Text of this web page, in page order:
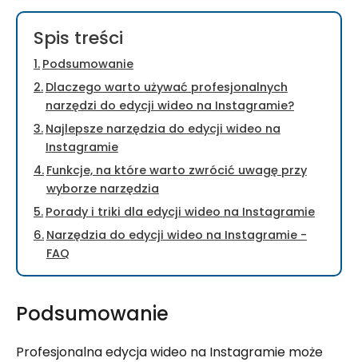
Spis treści
Podsumowanie
Dlaczego warto używać profesjonalnych
narzędzi do edycji wideo na Instagramie?
Najlepsze narzędzia do edycji wideo na
Instagramie
Funkcje, na które warto zwrócić uwagę przy
wyborze narzędzia
Porady i triki dla edycji wideo na Instagramie
Narzędzia do edycji wideo na Instagramie -
FAQ
Podsumowanie
Profesjonalna edycja wideo na Instagramie może